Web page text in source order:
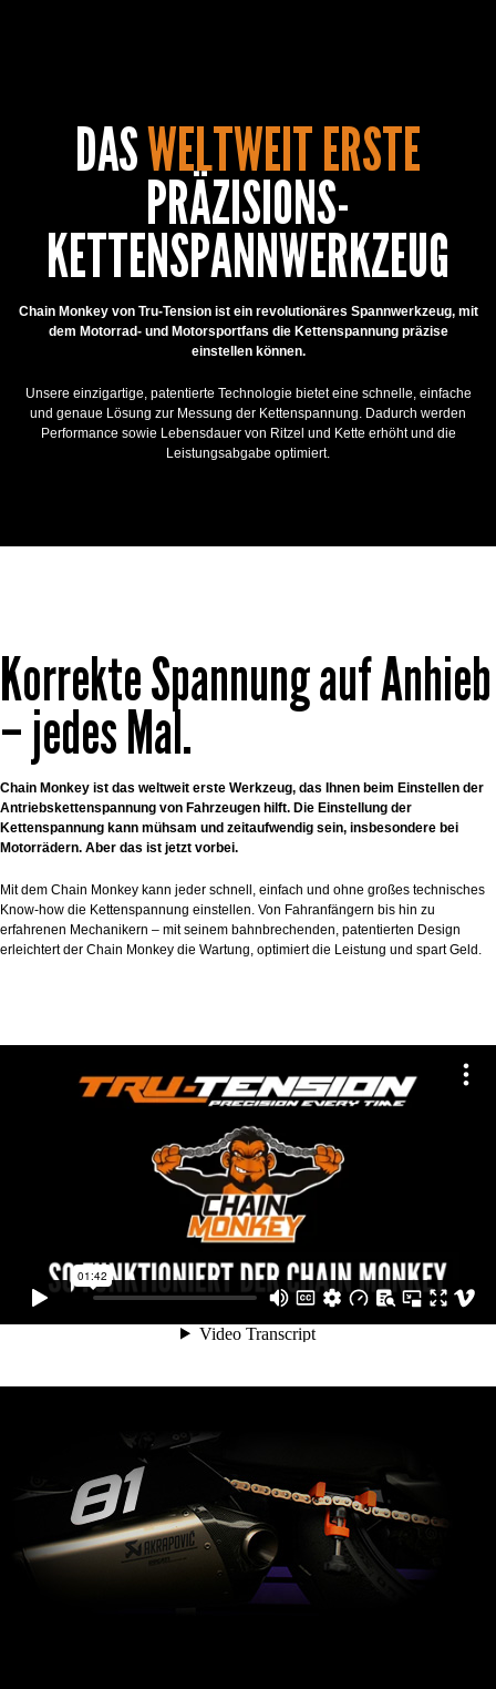
DASWELTWEIT ERSTE
PRÄZISIONS-
KETTENSPANNWERKZEUG
Chain Monkey von Tru-Tension ist ein revolutionäres Spannwerkzeug, mit
dem Motorrad- und Motorsportfans die Kettenspannung präzise
einstellen können.
Unsere einzigartige, patentierte Technologie bietet eine schnelle, einfache
und genaue Lösung zur Messung der Kettenspannung. Dadurch werden
Performance sowie Lebensdauer von Ritzel und Kette erhöht und die
Leistungsabgabe optimiert.
Korrekte Spannung auf Anhieb
– jedes Mal.
Chain Monkey ist das weltweit erste Werkzeug, das Ihnen beim Einstellen der
Antriebskettenspannung von Fahrzeugen hilft. Die Einstellung der
Kettenspannung kann mühsam und zeitaufwendig sein, insbesondere bei
Motorrädern. Aber das ist jetzt vorbei.
Mit dem Chain Monkey kann jeder schnell, einfach und ohne großes technisches
Know-how die Kettenspannung einstellen. Von Fahranfängern bis hin zu
erfahrenen Mechanikern – mit seinem bahnbrechenden, patentierten Design
erleichtert der Chain Monkey die Wartung, optimiert die Leistung und spart Geld.